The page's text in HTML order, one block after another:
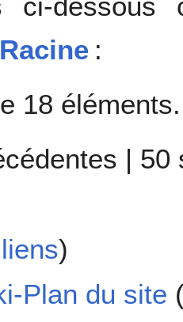
:
18 éléments.
| 50
)
Plan du site